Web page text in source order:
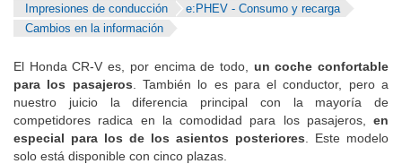
Impresiones de conducción
e:PHEV - Consumo y recarga
Cambios en la información
El Honda CR-V es, por encima de todo, un coche confortable
para los pasajeros . También lo es para el conductor, pero a
nuestro juicio la diferencia principal con la mayoría de
competidores radica en la comodidad para los pasajeros,
en
especial para los de los asientos posteriores . Este modelo
solo está disponible con cinco plazas.